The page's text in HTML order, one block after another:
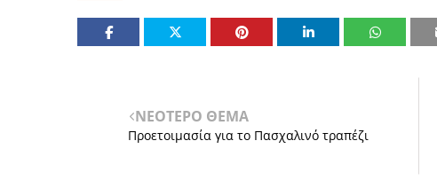
ΝΕΟΤΕΡΟ ΘΕΜΑ
Προετοιμασ​ία για το Πασχαλινό τραπέζι